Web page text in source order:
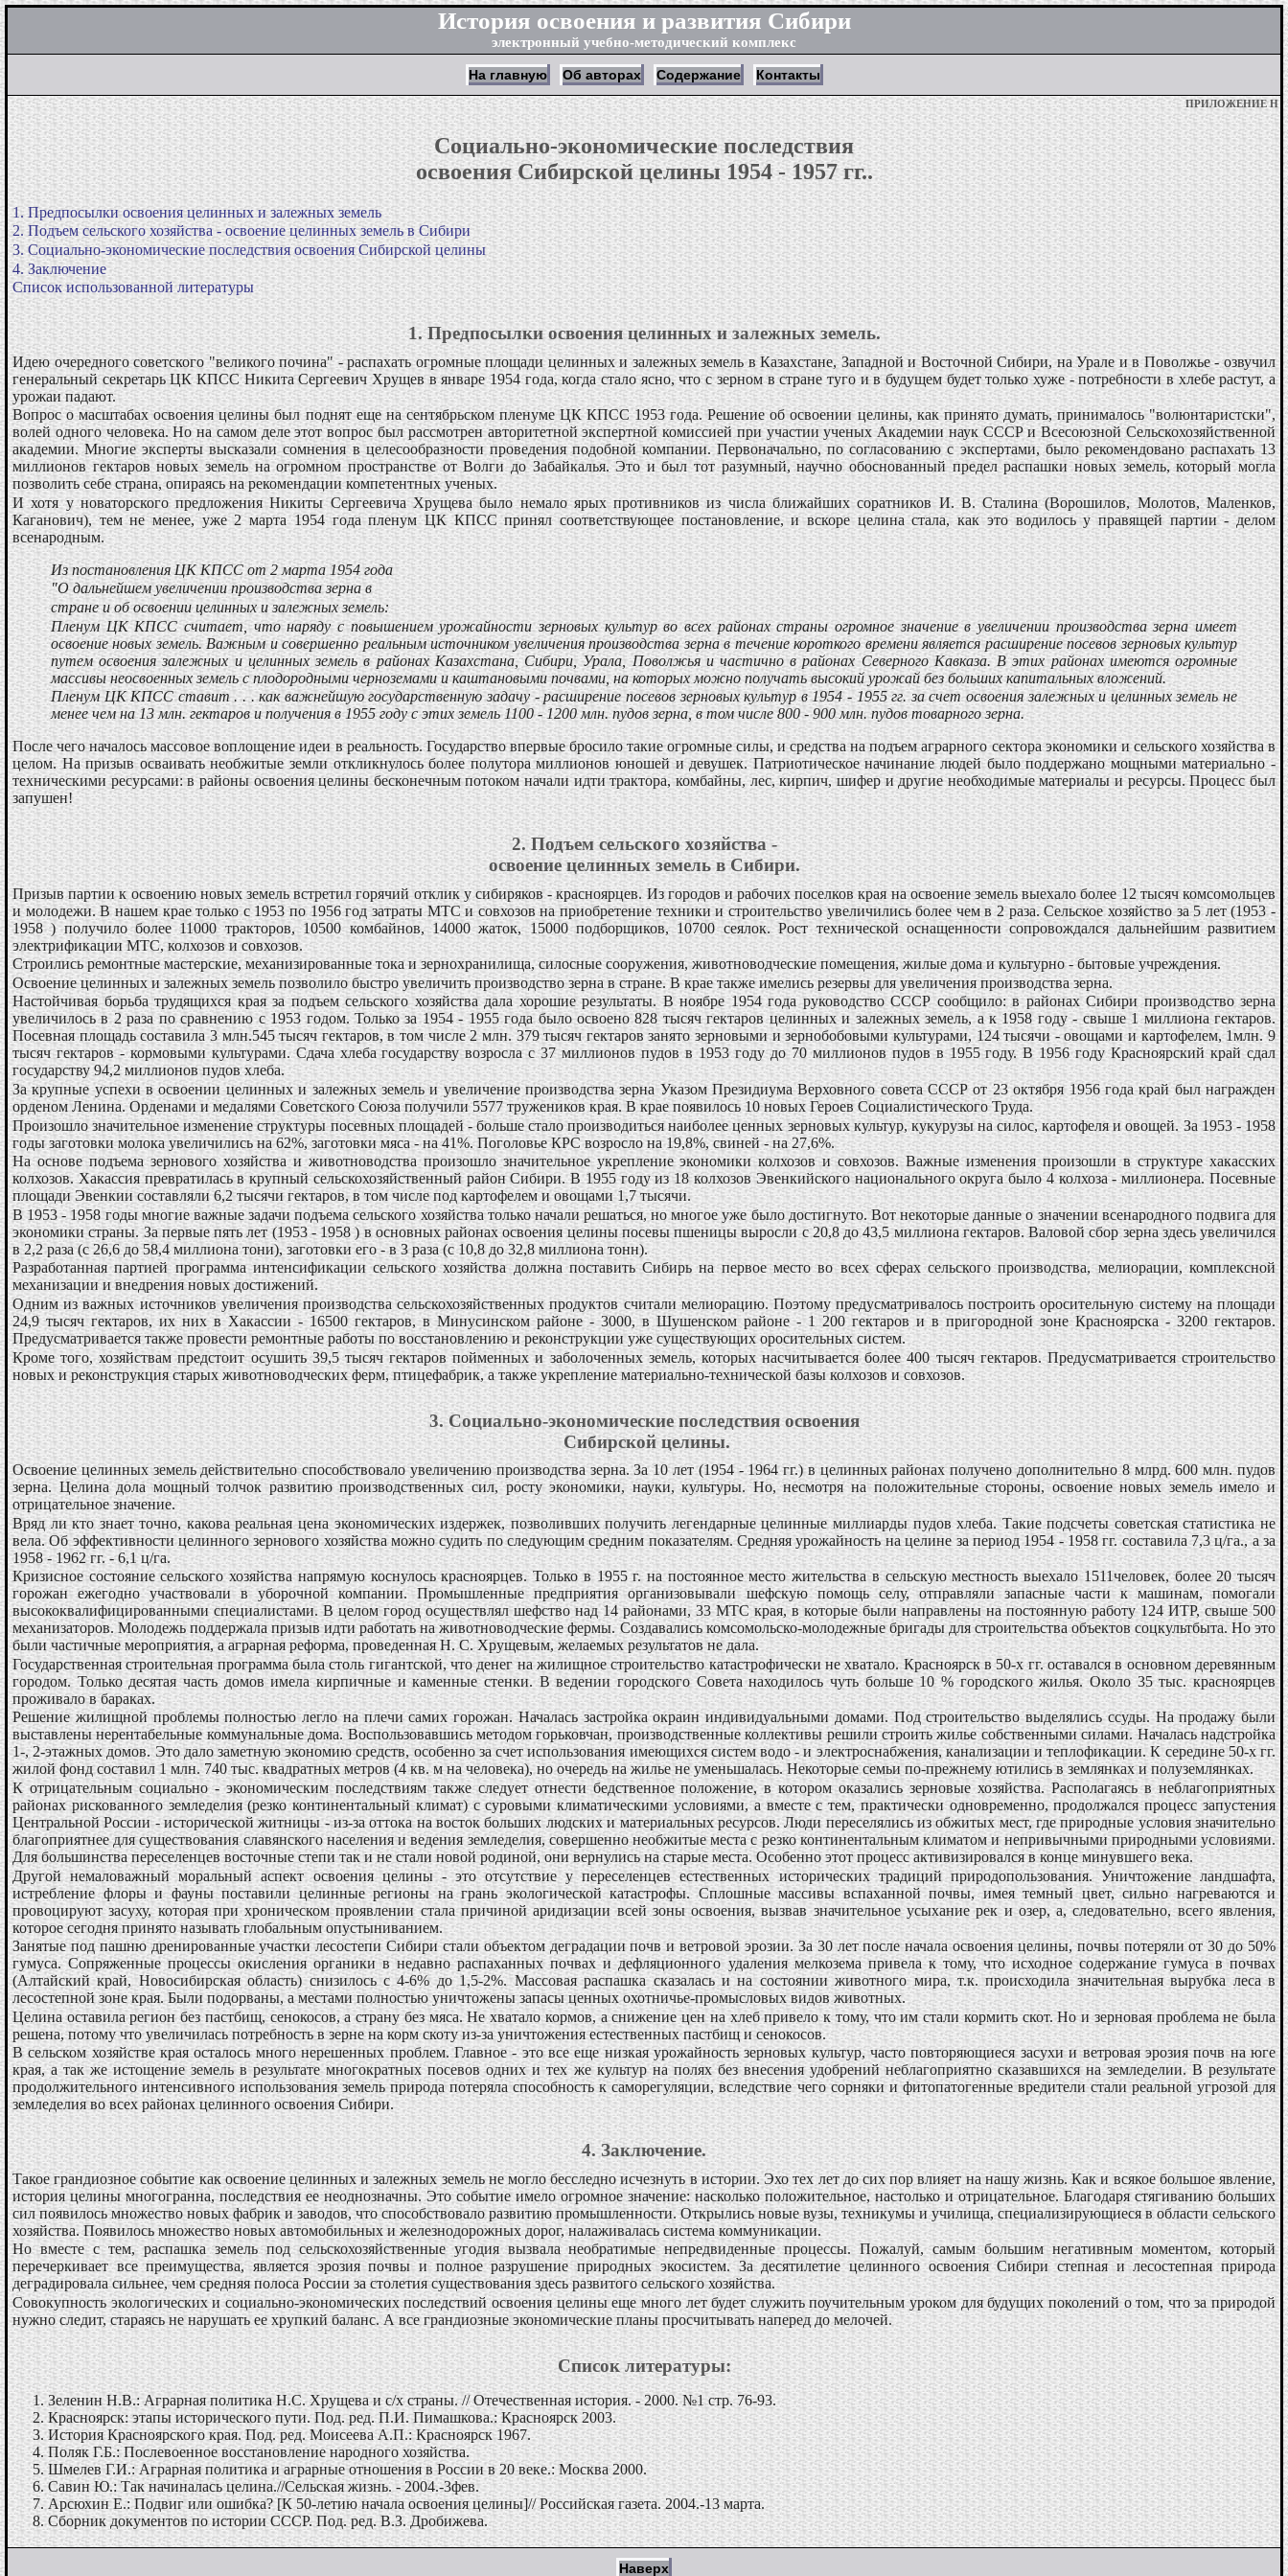
История освоения и развития Сибири
электронный учебно-методический комплекс
На главную Об авторах Содержание Контакты
ПРИЛОЖЕНИЕ Н
Социально-экономические последствия
освоения Сибирской целины 1954 - 1957 гг..
1. Предпосылки освоения целинных и залежных земель
2. Подъем сельского хозяйства - освоение целинных земель в Сибири
3. Социально-экономические последствия освоения Сибирской целины
4. Заключение
Список использованной литературы
1. Предпосылки освоения целинных и залежных земель.
Идею очередного советского "великого почина" - распахать огромные площади целинных и залежных земель в Казахстане, Западной и Восточной Сибири, на Урале и в Поволжье - озвучил
генеральный секретарь ЦК КПСС Никита Сергеевич Хрущев в январе 1954 года, когда стало ясно, что с зерном в стране туго и в будущем будет только хуже - потребности в хлебе растут, а
урожаи падают.
Вопрос о масштабах освоения целины был поднят еще на сентябрьском пленуме ЦК КПСС 1953 года. Решение об освоении целины, как принято думать, принималось "волюнтаристски",
волей одного человека. Но на самом деле этот вопрос был рассмотрен авторитетной экспертной комиссией при участии ученых Академии наук СССР и Всесоюзной Сельскохозяйственной
академии. Многие эксперты высказали сомнения в целесообразности проведения подобной компании. Первоначально, по согласованию с экспертами, было рекомендовано распахать 13
миллионов гектаров новых земель на огромном пространстве от Волги до Забайкалья. Это и был тот разумный, научно обоснованный предел распашки новых земель, который могла
позволить себе страна, опираясь на рекомендации компетентных ученых.
И хотя у новаторского предложения Никиты Сергеевича Хрущева было немало ярых противников из числа ближайших соратников И. В. Сталина (Ворошилов, Молотов, Маленков,
Каганович), тем не менее, уже 2 марта 1954 года пленум ЦК КПСС принял соответствующее постановление, и вскоре целина стала, как это водилось у правящей партии - делом
всенародным.
Из постановления ЦК КПСС от 2 марта 1954 года
"О дальнейшем увеличении производства зерна в
стране и об освоении целинных и залежных земель:
Пленум ЦК КПСС считает, что наряду с повышением урожайности зерновых культур во всех районах страны огромное значение в увеличении производства зерна имеет
освоение новых земель. Важным и совершенно реальным источником увеличения производства зерна в течение короткого времени является расширение посевов зерновых культур
путем освоения залежных и целинных земель в районах Казахстана, Сибири, Урала, Поволжья и частично в районах Северного Кавказа. В этих районах имеются огромные
массивы неосвоенных земель с плодородными черноземами и каштановыми почвами, на которых можно получать высокий урожай без больших капитальных вложений.
Пленум ЦК КПСС ставит . . . как важнейшую государственную задачу - расширение посевов зерновых культур в 1954 - 1955 гг. за счет освоения залежных и целинных земель не
менее чем на 13 млн. гектаров и получения в 1955 году с этих земель 1100 - 1200 млн. пудов зерна, в том числе 800 - 900 млн. пудов товарного зерна.
После чего началось массовое воплощение идеи в реальность. Государство впервые бросило такие огромные силы, и средства на подъем аграрного сектора экономики и сельского хозяйства в
целом. На призыв осваивать необжитые земли откликнулось более полутора миллионов юношей и девушек. Патриотическое начинание людей было поддержано мощными материально -
техническими ресурсами: в районы освоения целины бесконечным потоком начали идти трактора, комбайны, лес, кирпич, шифер и другие необходимые материалы и ресурсы. Процесс был
запушен!
2. Подъем сельского хозяйства -
освоение целинных земель в Сибири.
Призыв партии к освоению новых земель встретил горячий отклик у сибиряков - красноярцев. Из городов и рабочих поселков края на освоение земель выехало более 12 тысяч комсомольцев
и молодежи. В нашем крае только с 1953 по 1956 год затраты МТС и совхозов на приобретение техники и строительство увеличились более чем в 2 раза. Сельское хозяйство за 5 лет (1953 -
1958 ) получило более 11000 тракторов, 10500 комбайнов, 14000 жаток, 15000 подборщиков, 10700 сеялок. Рост технической оснащенности сопровождался дальнейшим развитием
электрификации МТС, колхозов и совхозов.
Строились ремонтные мастерские, механизированные тока и зернохранилища, силосные сооружения, животноводческие помещения, жилые дома и культурно - бытовые учреждения.
Освоение целинных и залежных земель позволило быстро увеличить производство зерна в стране. В крае также имелись резервы для увеличения производства зерна.
Настойчивая борьба трудящихся края за подъем сельского хозяйства дала хорошие результаты. В ноябре 1954 года руководство СССР сообщило: в районах Сибири производство зерна
увеличилось в 2 раза по сравнению с 1953 годом. Только за 1954 - 1955 года было освоено 828 тысяч гектаров целинных и залежных земель, а к 1958 году - свыше 1 миллиона гектаров.
Посевная площадь составила 3 млн.545 тысяч гектаров, в том числе 2 млн. 379 тысяч гектаров занято зерновыми и зернобобовыми культурами, 124 тысячи - овощами и картофелем, 1млн. 9
тысяч гектаров - кормовыми культурами. Сдача хлеба государству возросла с 37 миллионов пудов в 1953 году до 70 миллионов пудов в 1955 году. В 1956 году Красноярский край сдал
государству 94,2 миллионов пудов хлеба.
За крупные успехи в освоении целинных и залежных земель и увеличение производства зерна Указом Президиума Верховного совета СССР от 23 октября 1956 года край был награжден
орденом Ленина. Орденами и медалями Советского Союза получили 5577 тружеников края. В крае появилось 10 новых Героев Социалистического Труда.
Произошло значительное изменение структуры посевных площадей - больше стало производиться наиболее ценных зерновых культур, кукурузы на силос, картофеля и овощей. За 1953 - 1958
годы заготовки молока увеличились на 62%, заготовки мяса - на 41%. Поголовье КРС возросло на 19,8%, свиней - на 27,6%.
На основе подъема зернового хозяйства и животноводства произошло значительное укрепление экономики колхозов и совхозов. Важные изменения произошли в структуре хакасских
колхозов. Хакассия превратилась в крупный сельскохозяйственный район Сибири. В 1955 году из 18 колхозов Эвенкийского национального округа было 4 колхоза - миллионера. Посевные
площади Эвенкии составляли 6,2 тысячи гектаров, в том числе под картофелем и овощами 1,7 тысячи.
В 1953 - 1958 годы многие важные задачи подъема сельского хозяйства только начали решаться, но многое уже было достигнуто. Вот некоторые данные о значении всенародного подвига для
экономики страны. За первые пять лет (1953 - 1958 ) в основных районах освоения целины посевы пшеницы выросли с 20,8 до 43,5 миллиона гектаров. Валовой сбор зерна здесь увеличился
в 2,2 раза (с 26,6 до 58,4 миллиона тони), заготовки его - в З раза (с 10,8 до 32,8 миллиона тонн).
Разработанная партией программа интенсификации сельского хозяйства должна поставить Сибирь на первое место во всех сферах сельского производства, мелиорации, комплексной
механизации и внедрения новых достижений.
Одним из важных источников увеличения производства сельскохозяйственных продуктов считали мелиорацию. Поэтому предусматривалось построить оросительную систему на площади
24,9 тысяч гектаров, их них в Хакассии - 16500 гектаров, в Минусинском районе - 3000, в Шушенском районе - 1 200 гектаров и в пригородной зоне Красноярска - 3200 гектаров.
Предусматривается также провести ремонтные работы по восстановлению и реконструкции уже существующих оросительных систем.
Кроме того, хозяйствам предстоит осушить 39,5 тысяч гектаров пойменных и заболоченных земель, которых насчитывается более 400 тысяч гектаров. Предусматривается строительство
новых и реконструкция старых животноводческих ферм, птицефабрик, а также укрепление материально-технической базы колхозов и совхозов.
3. Социально-экономические последствия освоения
Сибирской целины.
Освоение целинных земель действительно способствовало увеличению производства зерна. За 10 лет (1954 - 1964 гг.) в целинных районах получено дополнительно 8 млрд. 600 млн. пудов
зерна. Целина дола мощный толчок развитию производственных сил, росту экономики, науки, культуры. Но, несмотря на положительные стороны, освоение новых земель имело и
отрицательное значение.
Вряд ли кто знает точно, какова реальная цена экономических издержек, позволивших получить легендарные целинные миллиарды пудов хлеба. Такие подсчеты советская статистика не
вела. Об эффективности целинного зернового хозяйства можно судить по следующим средним показателям. Средняя урожайность на целине за период 1954 - 1958 гг. составила 7,3 ц/га., а за
1958 - 1962 гг. - 6,1 ц/га.
Кризисное состояние сельского хозяйства напрямую коснулось красноярцев. Только в 1955 г. на постоянное место жительства в сельскую местность выехало 1511человек, более 20 тысяч
горожан ежегодно участвовали в уборочной компании. Промышленные предприятия организовывали шефскую помощь селу, отправляли запасные части к машинам, помогали
высококвалифицированными специалистами. В целом город осуществлял шефство над 14 районами, 33 МТС края, в которые были направлены на постоянную работу 124 ИТР, свыше 500
механизаторов. Молодежь поддержала призыв идти работать на животноводческие фермы. Создавались комсомольско-молодежные бригады для строительства объектов соцкультбыта. Но это
были частичные мероприятия, а аграрная реформа, проведенная Н. С. Хрущевым, желаемых результатов не дала.
Государственная строительная программа была столь гигантской, что денег на жилищное строительство катастрофически не хватало. Красноярск в 50-х гг. оставался в основном деревянным
городом. Только десятая часть домов имела кирпичные и каменные стенки. В ведении городского Совета находилось чуть больше 10 % городского жилья. Около 35 тыс. красноярцев
проживало в бараках.
Решение жилищной проблемы полностью легло на плечи самих горожан. Началась застройка окраин индивидуальными домами. Под строительство выделялись ссуды. На продажу были
выставлены нерентабельные коммунальные дома. Воспользовавшись методом горьковчан, производственные коллективы решили строить жилье собственными силами. Началась надстройка
1-, 2-этажных домов. Это дало заметную экономию средств, особенно за счет использования имеющихся систем водо - и электроснабжения, канализации и теплофикации. К середине 50-х гг.
жилой фонд составил 1 млн. 740 тыс. квадратных метров (4 кв. м на человека), но очередь на жилье не уменьшалась. Некоторые семьи по-прежнему ютились в землянках и полуземлянках.
К отрицательным социально - экономическим последствиям также следует отнести бедственное положение, в котором оказались зерновые хозяйства. Располагаясь в неблагоприятных
районах рискованного земледелия (резко континентальный климат) с суровыми климатическими условиями, а вместе с тем, практически одновременно, продолжался процесс запустения
Центральной России - исторической житницы - из-за оттока на восток больших людских и материальных ресурсов. Люди переселялись из обжитых мест, где природные условия значительно
благоприятнее для существования славянского населения и ведения земледелия, совершенно необжитые места с резко континентальным климатом и непривычными природными условиями.
Для большинства переселенцев восточные степи так и не стали новой родиной, они вернулись на старые места. Особенно этот процесс активизировался в конце минувшего века.
Другой немаловажный моральный аспект освоения целины - это отсутствие у переселенцев естественных исторических традиций природопользования. Уничтожение ландшафта,
истребление флоры и фауны поставили целинные регионы на грань экологической катастрофы. Сплошные массивы вспаханной почвы, имея темный цвет, сильно нагреваются и
провоцируют засуху, которая при хроническом проявлении стала причиной аридизации всей зоны освоения, вызвав значительное усыхание рек и озер, а, следовательно, всего явления,
которое сегодня принято называть глобальным опустыниванием.
Занятые под пашню дренированные участки лесостепи Сибири стали объектом деградации почв и ветровой эрозии. За 30 лет после начала освоения целины, почвы потеряли от 30 до 50%
гумуса. Сопряженные процессы окисления органики в недавно распаханных почвах и дефляционного удаления мелкозема привела к тому, что исходное содержание гумуса в почвах
(Алтайский край, Новосибирская область) снизилось с 4-6% до 1,5-2%. Массовая распашка сказалась и на состоянии животного мира, т.к. происходила значительная вырубка леса в
лесостепной зоне края. Были подорваны, а местами полностью уничтожены запасы ценных охотничье-промысловых видов животных.
Целина оставила регион без пастбищ, сенокосов, а страну без мяса. Не хватало кормов, а снижение цен на хлеб привело к тому, что им стали кормить скот. Но и зерновая проблема не была
решена, потому что увеличилась потребность в зерне на корм скоту из-за уничтожения естественных пастбищ и сенокосов.
В сельском хозяйстве края осталось много нерешенных проблем. Главное - это все еще низкая урожайность зерновых культур, часто повторяющиеся засухи и ветровая эрозия почв на юге
края, а так же истощение земель в результате многократных посевов одних и тех же культур на полях без внесения удобрений неблагоприятно сказавшихся на земледелии. В результате
продолжительного интенсивного использования земель природа потеряла способность к саморегуляции, вследствие чего сорняки и фитопатогенные вредители стали реальной угрозой для
земледелия во всех районах целинного освоения Сибири.
4. Заключение.
Такое грандиозное событие как освоение целинных и залежных земель не могло бесследно исчезнуть в истории. Эхо тех лет до сих пор влияет на нашу жизнь. Как и всякое большое явление,
история целины многогранна, последствия ее неоднозначны. Это событие имело огромное значение: насколько положительное, настолько и отрицательное. Благодаря стягиванию больших
сил появилось множество новых фабрик и заводов, что способствовало развитию промышленности. Открылись новые вузы, техникумы и училища, специализирующиеся в области сельского
хозяйства. Появилось множество новых автомобильных и железнодорожных дорог, налаживалась система коммуникации.
Но вместе с тем, распашка земель под сельскохозяйственные угодия вызвала необратимые непредвиденные процессы. Пожалуй, самым большим негативным моментом, который
перечеркивает все преимущества, является эрозия почвы и полное разрушение природных экосистем. За десятилетие целинного освоения Сибири степная и лесостепная природа
деградировала сильнее, чем средняя полоса России за столетия существования здесь развитого сельского хозяйства.
Совокупность экологических и социально-экономических последствий освоения целины еще много лет будет служить поучительным уроком для будущих поколений о том, что за природой
нужно следит, стараясь не нарушать ее хрупкий баланс. А все грандиозные экономические планы просчитывать наперед до мелочей.
Список литературы:
Зеленин Н.В.: Аграрная политика Н.С. Хрущева и с/х страны. // Отечественная история. - 2000. №1 стр. 76-93.
Красноярск: этапы исторического пути. Под. ред. П.И. Пимашкова.: Красноярск 2003.
История Красноярского края. Под. ред. Моисеева А.П.: Красноярск 1967.
Поляк Г.Б.: Послевоенное восстановление народного хозяйства.
Шмелев Г.И.: Аграрная политика и аграрные отношения в России в 20 веке.: Москва 2000.
Савин Ю.: Так начиналась целина.//Сельская жизнь. - 2004.-3фев.
Арсюхин Е.: Подвиг или ошибка? [К 50-летию начала освоения целины]// Российская газета. 2004.-13 марта.
Сборник документов по истории СССР. Под. ред. В.З. Дробижева.
Наверх